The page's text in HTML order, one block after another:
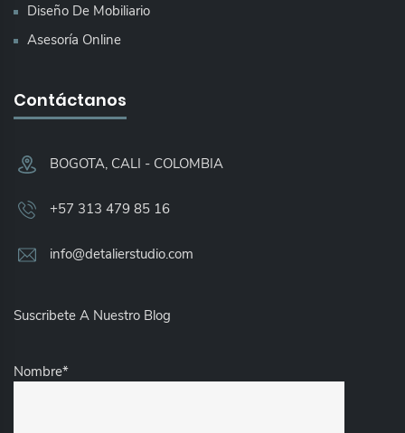
Diseño De Mobiliario
Asesoría Online
Contáctanos
BOGOTA, CALI - COLOMBIA​
+57 313 479 85 16
info@detalierstudio.com
Suscribete A Nuestro Blog
Nombre*